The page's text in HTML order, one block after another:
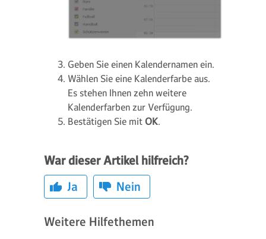
Geben Sie einen Kalendernamen ein.
Wählen Sie eine Kalenderfarbe aus.
Es stehen Ihnen zehn weitere
Kalenderfarben zur Verfügung.
Bestätigen Sie mit OK.
War dieser Artikel hilfreich?
Ja
Nein
Weitere Hilfethemen